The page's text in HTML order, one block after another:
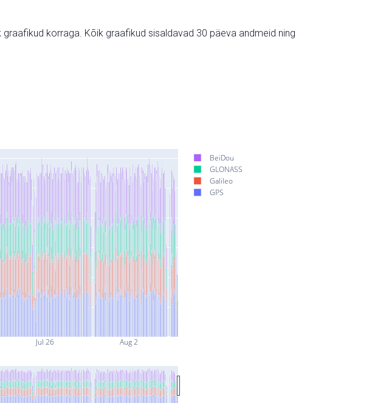
korraga. Kõik graafikud sisaldavad 30 päeva andmeid ning
Jul 26 Aug 2
BeiDou
GLONASS
Galileo
GPS